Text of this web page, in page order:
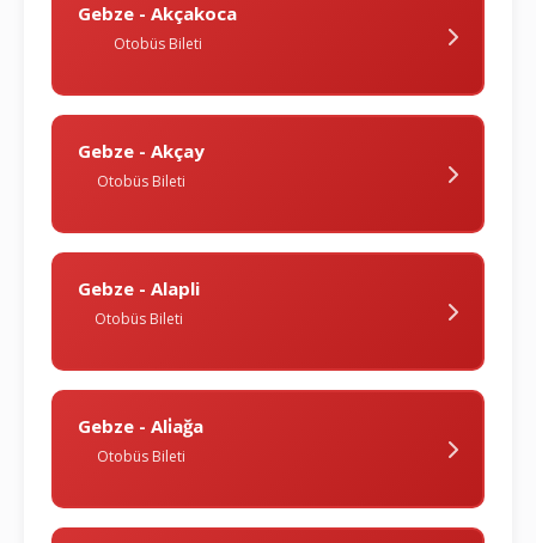
Gebze - Akçakoca
Otobüs Bileti
Gebze - Akçay
Otobüs Bileti
Gebze - Alapli
Otobüs Bileti
Gebze - Ali̇ağa
Otobüs Bileti